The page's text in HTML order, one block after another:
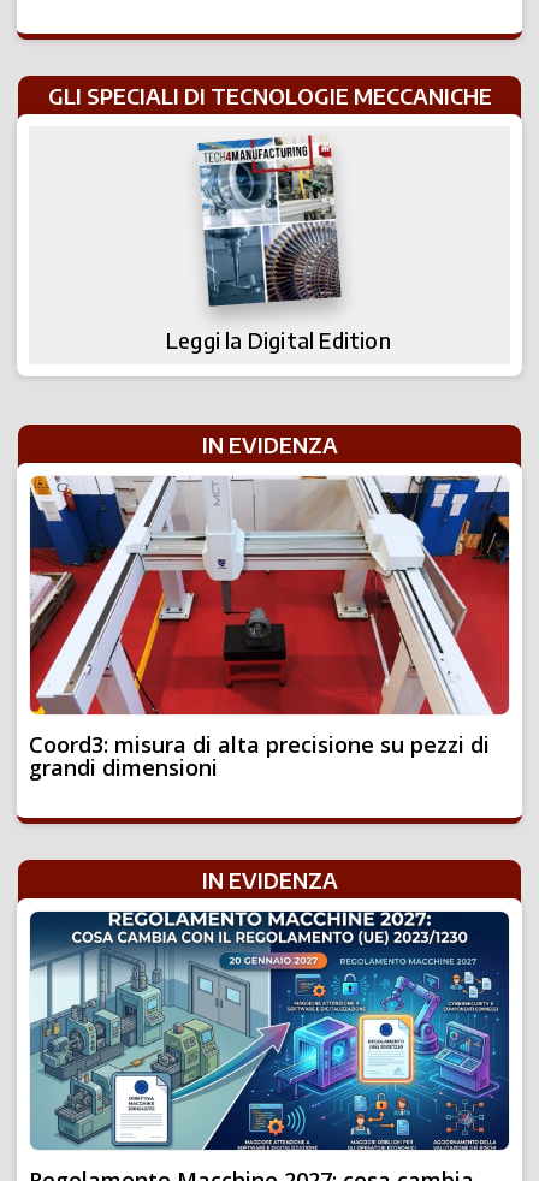
GLI SPECIALI DI TECNOLOGIE MECCANICHE
Leggi la Digital Edition
IN EVIDENZA
Coord3: misura di alta precisione su pezzi di
grandi dimensioni
IN EVIDENZA